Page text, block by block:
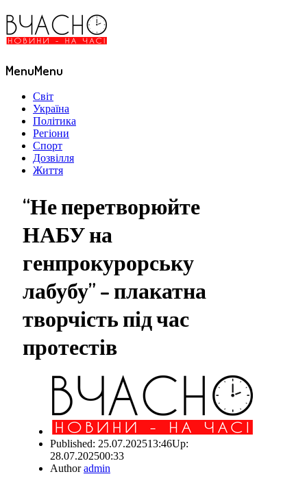
MenuMenu
Світ
Україна
Політика
Регіони
Спорт
Дозвілля
Життя
“Не перетворюйте
НАБУ на
генпрокурорську
лабубу” – плакатна
творчість під час
протестів
Published: 25.07.202513:46Up:
28.07.202500:33
Authoradmin